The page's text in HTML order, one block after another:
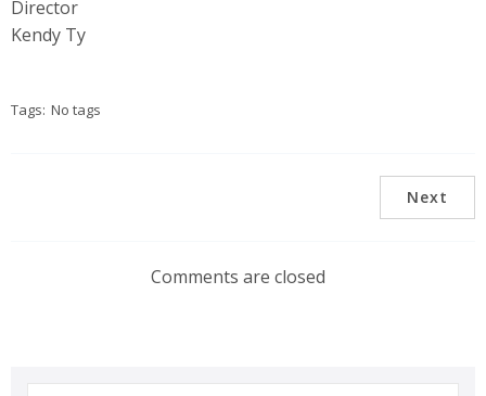
Director
Kendy Ty
Tags: No tags
Next
Comments are closed